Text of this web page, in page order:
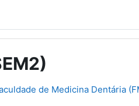
de Medicina Dentária